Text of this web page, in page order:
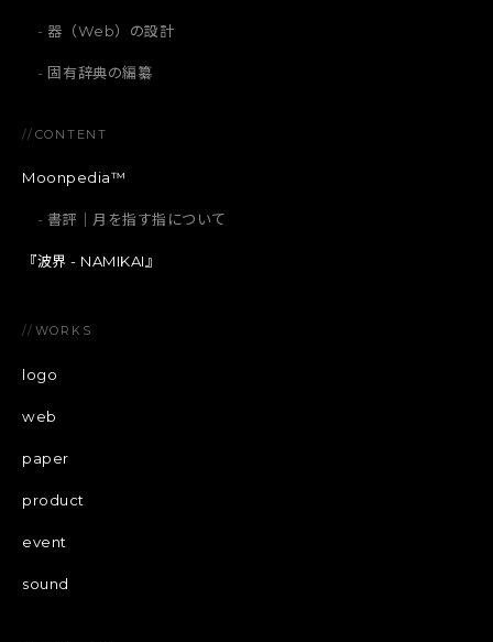
器（Web）の設計
固有辞典の編纂
// CONTENT
Moonpedia™
書評｜月を指す指について
『波界 - NAMIKAI』
// WORKS
logo
web
paper
product
event
sound